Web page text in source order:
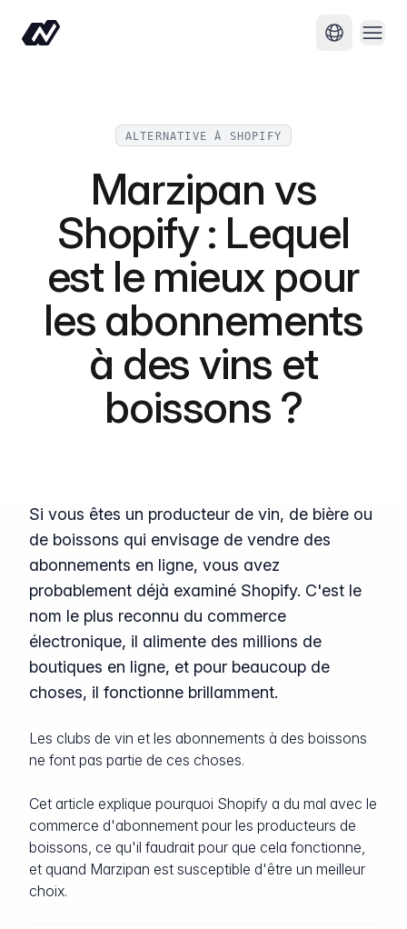
Changer
ALTERNATIVE À SHOPIFY
Marzipan vs
Shopify : Lequel
est le mieux pour
les abonnements
à des vins et
boissons ?
Si vous êtes un producteur de vin, de bière ou
de boissons qui envisage de vendre des
abonnements en ligne, vous avez
probablement déjà examiné Shopify. C'est le
nom le plus reconnu du commerce
électronique, il alimente des millions de
boutiques en ligne, et pour beaucoup de
choses, il fonctionne brillamment.
Les clubs de vin et les abonnements à des boissons
ne font pas partie de ces choses.
Cet article explique pourquoi Shopify a du mal avec le
commerce d'abonnement pour les producteurs de
boissons, ce qu'il faudrait pour que cela fonctionne,
et quand Marzipan est susceptible d'être un meilleur
choix.